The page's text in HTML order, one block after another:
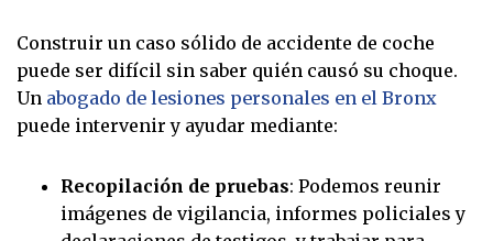
Construir un caso sólido de accidente de coche
puede ser difícil sin saber quién causó su choque.
Un abogado de lesiones personales en el Bronx
puede intervenir y ayudar mediante:
Recopilación de pruebas: Podemos reunir
imágenes de vigilancia, informes policiales y